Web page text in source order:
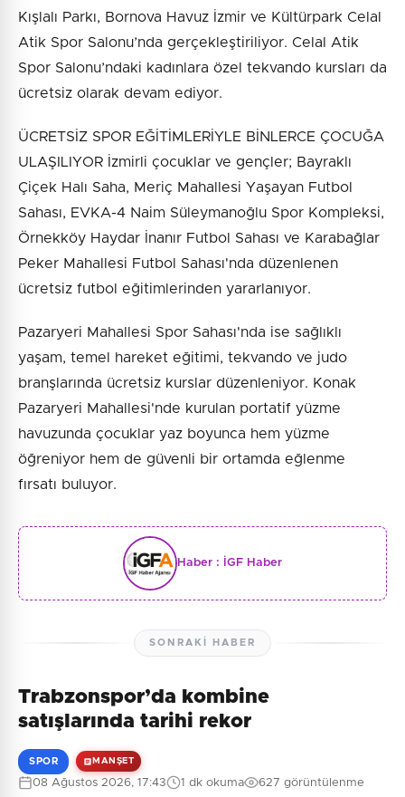
Kışlalı Parkı, Bornova Havuz İzmir ve Kültürpark Celal
Atik Spor Salonu’nda gerçekleştiriliyor. Celal Atik
Spor Salonu’ndaki kadınlara özel tekvando kursları da
ücretsiz olarak devam ediyor.
ÜCRETSİZ SPOR EĞİTİMLERİYLE BİNLERCE ÇOCUĞA
ULAŞILIYOR İzmirli çocuklar ve gençler; Bayraklı
Çiçek Halı Saha, Meriç Mahallesi Yaşayan Futbol
Sahası, EVKA-4 Naim Süleymanoğlu Spor Kompleksi,
Örnekköy Haydar İnanır Futbol Sahası ve Karabağlar
Peker Mahallesi Futbol Sahası'nda düzenlenen
ücretsiz futbol eğitimlerinden yararlanıyor.
Pazaryeri Mahallesi Spor Sahası'nda ise sağlıklı
yaşam, temel hareket eğitimi, tekvando ve judo
branşlarında ücretsiz kurslar düzenleniyor. Konak
Pazaryeri Mahallesi'nde kurulan portatif yüzme
havuzunda çocuklar yaz boyunca hem yüzme
öğreniyor hem de güvenli bir ortamda eğlenme
fırsatı buluyor.
Haber : İGF Haber
SONRAKI HABER
Trabzonspor’da kombine
satışlarında tarihi rekor
SPOR MANŞET
08 Ağustos 2026, 17:43 1 dk okuma 627 görüntülenme